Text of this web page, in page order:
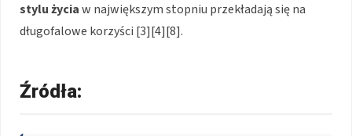
stylu życiaw największym stopniu przekładają się na
długofalowe korzyści [3][4][8].
Źródła: